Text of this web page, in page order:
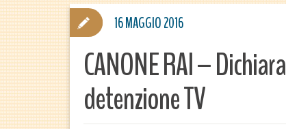
CANONE RAI –
detenzione TV
16 MAGGIO 2016